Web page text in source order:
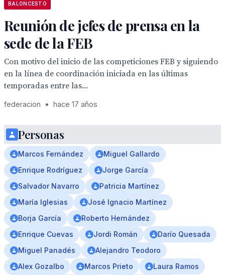
BALONCESTO
Reunión de jefes de prensa en la
sede de la FEB
Con motivo del inicio de las competiciones FEB y siguiendo
en la línea de coordinación iniciada en las últimas
temporadas entre las...
federacion • hace 17 años
Personas
Marcos Fernández
Miguel Gallardo
Enrique Rodríguez
Jorge García
Salvador Navarro
Patricia Martínez
María Iglesias
José Ignacio Martínez
Borja García
Roberto Hernández
Enrique Cuevas
Jordi Román
Darío Quesada
Miguel Panadés
Alejandro Teodoro
Alex Gozalbo
Marcos Prieto
Laura Ramos